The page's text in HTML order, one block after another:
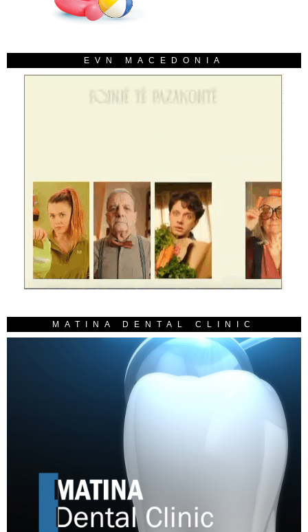
EVN MACEDONIA
MATINA DENTAL CLINIC